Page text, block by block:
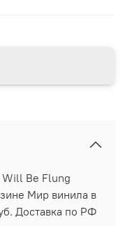
Be Flung
Мир винила в
Доставка по РФ